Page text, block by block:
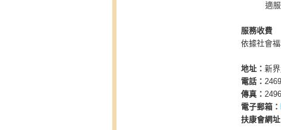
適
服務收費
依據社會
地址： 新
電話：
傳真：
電子郵箱：
扶康會網址